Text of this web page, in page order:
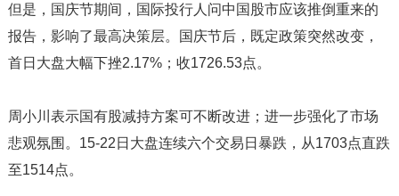
但是，国庆节期间，国际投行人问中国股市应该推倒重来的
报告，影响了最高决策层。国庆节后，既定政策突然改变，
首日大盘大幅下挫2.17%；收1726.53点。
周小川表示国有股减持方案可不断改进；进一步强化了市场
悲观氛围。15-22日大盘连续六个交易日暴跌，从1703点直跌
至1514点。